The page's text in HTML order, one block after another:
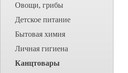
Овощи, грибы
Детское питание
Бытовая химия
Личная гигиена
Канцтовары